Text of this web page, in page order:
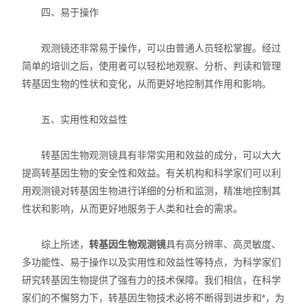
实验室技术服务
四、易于操作
观测镜还非常易于操作，可以由普通人员轻松掌握。经过
简单的培训之后，使用者可以轻松地观察、分析、判读和管理
转基因生物的性状和变化，从而更好地控制其作用和影响。
五、实用性和效益性
转基因生物观测镜具有非常实用和效益的成分，可以大大
提高转基因生物的安全性和效益。有关机构和科学家们可以利
用观测镜对转基因生物进行详细的分析和监测，精准地控制其
性状和影响，从而更好地服务于人类和社会的需求。
综上所述，转基因生物观测镜具有高分辨率、高灵敏度、
多功能性、易于操作以及实用性和效益性等特点，为科学家们
研究转基因生物提供了强有力的技术保障。我们相信，在科学
家们的不懈努力下，转基因生物技术必将不断得到进步和*，为